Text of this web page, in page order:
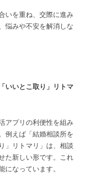
いを重ね、交際に進み
悩みや不安を解消しな
いいとこ取り」リトマ
アプリの利便性を組み
例えば「結婚相談所を
」リトマリ」は、相談
た新しい形です。これ
になっています。